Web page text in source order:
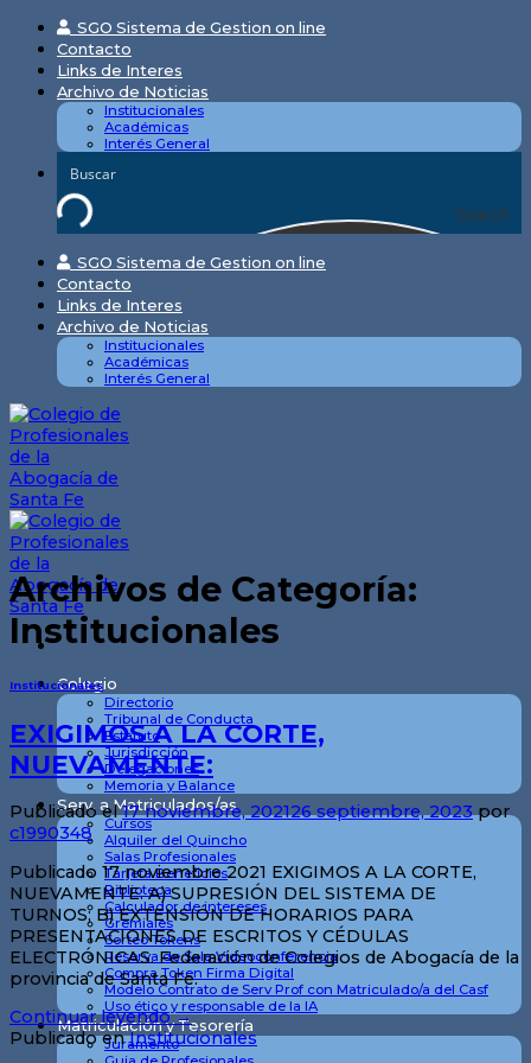
Skip
content
SGO Sistema de Gestion on line
Contacto
Links de Interes
Archivo de Noticias
Institucionales
Académicas
Interés General
Search
SGO Sistema de Gestion on line
Contacto
Links de Interes
Archivo de Noticias
Institucionales
Académicas
Interés General
Colegio
Directorio
Tribunal de Conducta
Estatuto
Jurisdicción
Delegaciones
Memoria y Balance
Serv. a Matriculados/as
Cursos
Alquiler del Quincho
Salas Profesionales
Tarjeta Beneficios
Biblioteca
Calculador de intereses
Gremiales
Sorteo Tokens
Reserva de Sala Videoconferencia
Compra Token Firma Digital
Modelo Contrato de Serv Prof con Matriculado/a del Casf
Uso ético y responsable de la IA
Matriculación y Tesorería
Juramento
Archivos de Categoría:
Institucionales
Institucionales
EXIGIMOS A LA CORTE,
NUEVAMENTE:
Publicado el17 noviembre, 202126 septiembre, 2023por
c1990348
Publicado 17 noviembre 2021 EXIGIMOS A LA CORTE,
NUEVAMENTE: A) SUPRESIÓN DEL SISTEMA DE
TURNOS; B) EXTENSIÓN DE HORARIOS PARA
PRESENTACIONES DE ESCRITOS Y CÉDULAS
ELECTRÓNICAS. Federación de Colegios de Abogacía de la
provincia de Santa Fe.
Continuar leyendo→
Publicado enInstitucionales